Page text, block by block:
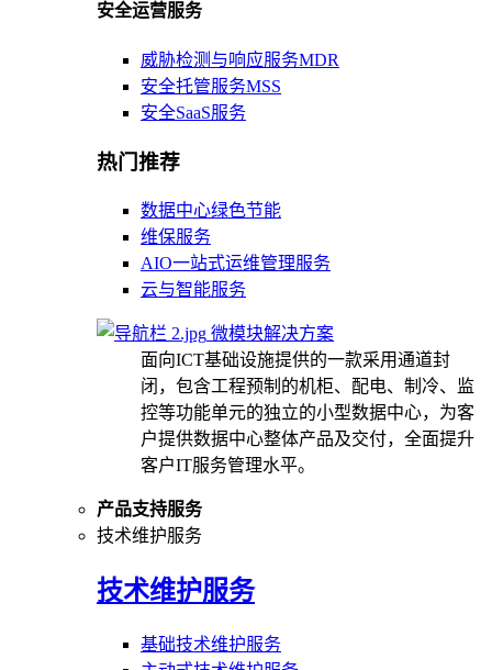
安全运营服务
威胁检测与响应服务MDR
安全托管服务MSS
安全SaaS服务
热门推荐
数据中心绿色节能
维保服务
AIO一站式运维管理服务
云与智能服务
微模块解决方案
面向ICT基础设施提供的一款采用通道封
闭，包含工程预制的机柜、配电、制冷、监
控等功能单元的独立的小型数据中心，为客
户提供数据中心整体产品及交付，全面提升
客户IT服务管理水平。
产品支持服务
技术维护服务
技术维护服务
基础技术维护服务